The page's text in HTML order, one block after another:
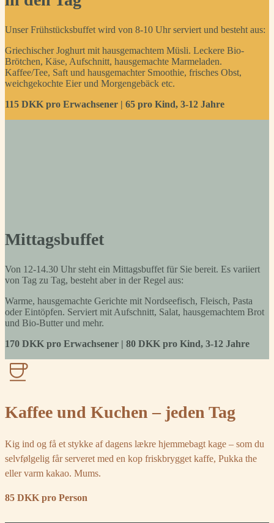
Mittagsbuffet
Von 12-14.30 Uhr steht ein Mittagsbuffet für Sie bereit. Es variiert
von Tag zu Tag, besteht aber in der Regel aus:
Warme, hausgemachte Gerichte mit Nordseefisch, Fleisch, Pasta
oder Eintöpfen. Serviert mit Aufschnitt, Salat, hausgemachtem Brot
und Bio-Butter und mehr.
170 DKK pro Erwachsener | 80 DKK pro Kind, 3-12 Jahre
Unser Frühstücksbuffet wird von 8-10 Uhr serviert und besteht aus:
Griechischer Joghurt mit hausgemachtem Müsli. Leckere Bio-
Brötchen, Käse, Aufschnitt, hausgemachte Marmeladen.
Kaffee/Tee, Saft und hausgemachter Smoothie, frisches Obst,
weichgekochte Eier und Morgengebäck etc.
115 DKK pro Erwachsener | 65 pro Kind, 3-12 Jahre
Kaffee und Kuchen – jeden Tag
Kig ind og få et stykke af dagens lækre hjemmebagt kage – som du
selvfølgelig får serveret med en kop friskbrygget kaffe, Pukka the
eller varm kakao. Mums.
85 DKK pro Person